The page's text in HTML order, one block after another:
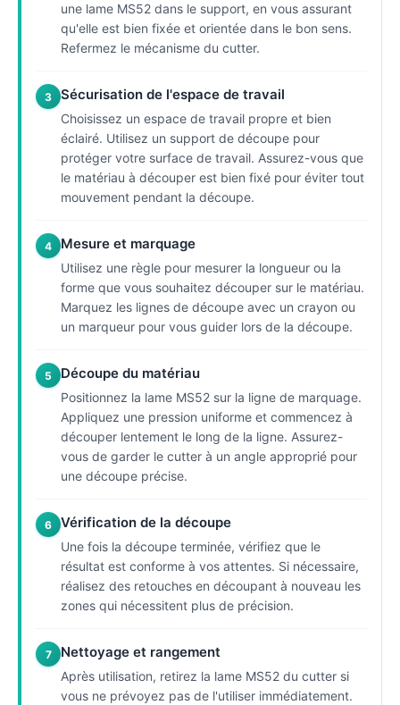
une lame MS52 dans le support, en vous assurant
qu'elle est bien fixée et orientée dans le bon sens.
Refermez le mécanisme du cutter.
3 Sécurisation de l'espace de travail
Choisissez un espace de travail propre et bien
éclairé. Utilisez un support de découpe pour
protéger votre surface de travail. Assurez-vous que
le matériau à découper est bien fixé pour éviter tout
mouvement pendant la découpe.
4 Mesure et marquage
Utilisez une règle pour mesurer la longueur ou la
forme que vous souhaitez découper sur le matériau.
Marquez les lignes de découpe avec un crayon ou
un marqueur pour vous guider lors de la découpe.
5 Découpe du matériau
Positionnez la lame MS52 sur la ligne de marquage.
Appliquez une pression uniforme et commencez à
découper lentement le long de la ligne. Assurez-
vous de garder le cutter à un angle approprié pour
une découpe précise.
6 Vérification de la découpe
Une fois la découpe terminée, vérifiez que le
résultat est conforme à vos attentes. Si nécessaire,
réalisez des retouches en découpant à nouveau les
zones qui nécessitent plus de précision.
7 Nettoyage et rangement
Après utilisation, retirez la lame MS52 du cutter si
vous ne prévoyez pas de l'utiliser immédiatement.